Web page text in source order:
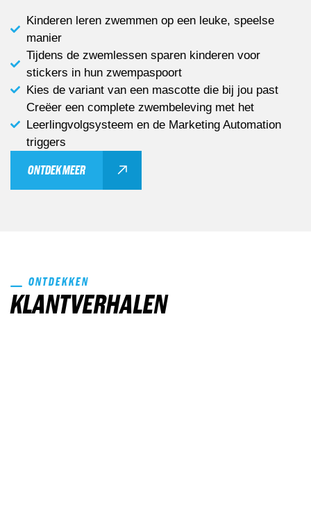
Kinderen leren zwemmen op een leuke, speelse
manier
Tijdens de zwemlessen sparen kinderen voor
stickers in hun zwempaspoort
Kies de variant van een mascotte die bij jou past
Creëer een complete zwembeleving met het
Leerlingvolgsysteem en de Marketing Automation
triggers
ONTDEK MEER
ONTDEKKEN
KLANTVERHALEN